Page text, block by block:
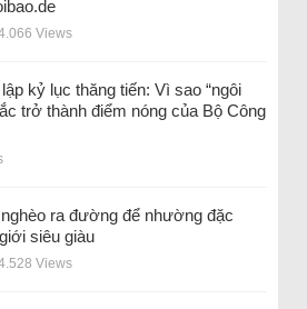
Views
kỷ lục thăng tiến: Vì sao “ngôi
trở thành điểm nóng của Bộ Công
ra đường để nhường đặc
siêu giàu
Views